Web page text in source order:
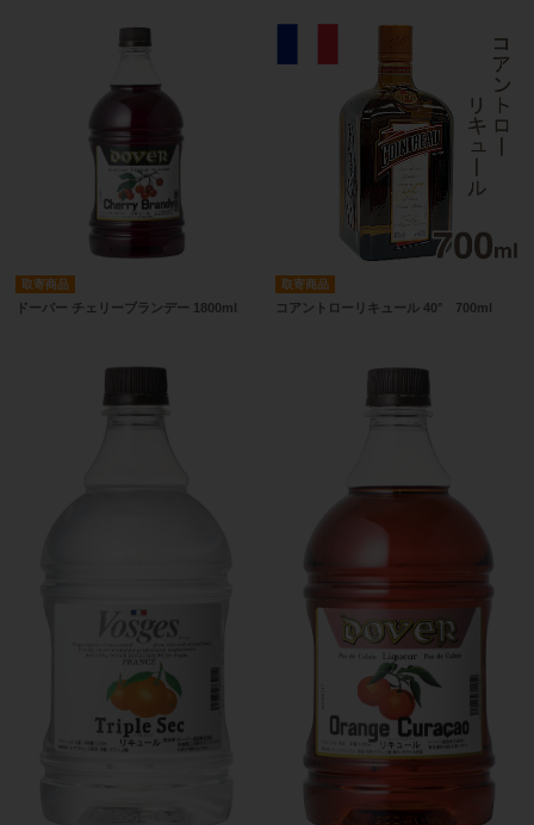
取寄商品
ドーバー チェリーブランデー 1800ml
取寄商品
コアントローリキュール 40° 700ml